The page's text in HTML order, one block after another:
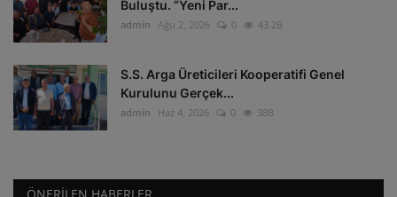
Buluştu. “Yeni Par...
admin Ağu 2, 2026 0 43.2B
S.S. Arga Üreticileri Kooperatifi Genel
Kurulunu Gerçek...
admin Haz 4, 2026 0 38B